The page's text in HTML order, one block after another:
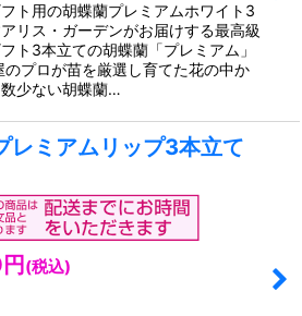
ト用の胡蝶蘭プレミアムホワイト3
リス・ガーデンがお届けする最高級
ト3本立ての胡蝶蘭「プレミアム」
のプロが苗を厳選し育てた花の中か
少ない胡蝶蘭…
レミアムリップ3本立て
円 (税込)